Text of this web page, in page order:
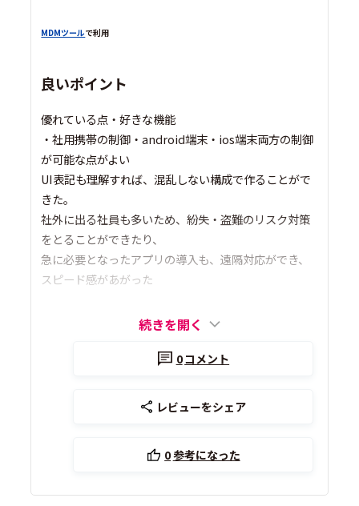
MDMツールで利用
良いポイント
優れている点・好きな機能
・社用携帯の制御・android端末・ios端末両方の制御
が可能な点がよい
UI表記も理解すれば、混乱しない構成で作ることがで
きた。
社外に出る社員も多いため、紛失・盗難のリスク対策
をとることができたり、
急に必要となったアプリの導入も、遠隔対応ができ、
スピード感があがった
続きを開く
0コメント
レビューをシェア
0参考になった